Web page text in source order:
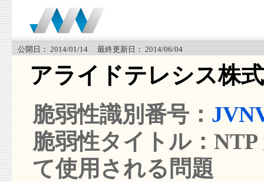
公開日： 2014/01/14 最終更新日： 2014/06/04
アライドテレシス株
脆弱性識別番号：
脆弱性タイトル：
て使用される問題